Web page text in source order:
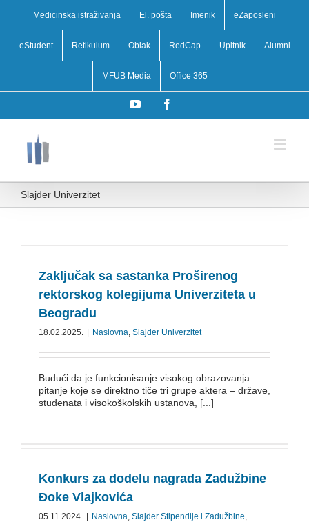
Medicinska istraživanja El. pošta Imenik eZaposleni
eStudent Retikulum Oblak RedCap Upitnik Alumni
MFUB Media Office 365
YouTube
Slajder Univerzitet
Zaključak sa sastanka Proširenog
rektorskog kolegijuma Univerziteta u
Beogradu
18.02.2025. Naslovna, Slajder Univerzitet
Budući da je funkcionisanje visokog obrazovanja
pitanje koje se direktno tiče tri grupe aktera – države,
studenata i visokoškolskih ustanova, [...]
Konkurs za dodelu nagrada Zadužbine
Đoke Vlajkovića
05.11.2024. Naslovna, Slajder Stipendije i Zadužbine,